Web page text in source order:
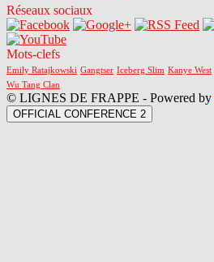
Réseaux sociaux
Mots-clefs
Emily Ratajkowski Gangtser Iceberg Slim Kanye West
Wu Tang Clan
© LIGNES DE FRAPPE - Powered by
OFFICIAL CONFERENCE 2